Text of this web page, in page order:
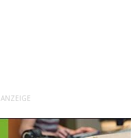
ANZEIGE